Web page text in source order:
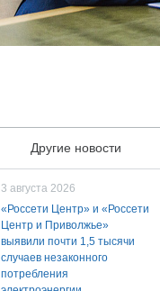
Другие новости
3 августа 2026
«Россети Центр» и «Россети
Центр и Приволжье»
выявили почти 1,5 тысячи
случаев незаконного
потребления